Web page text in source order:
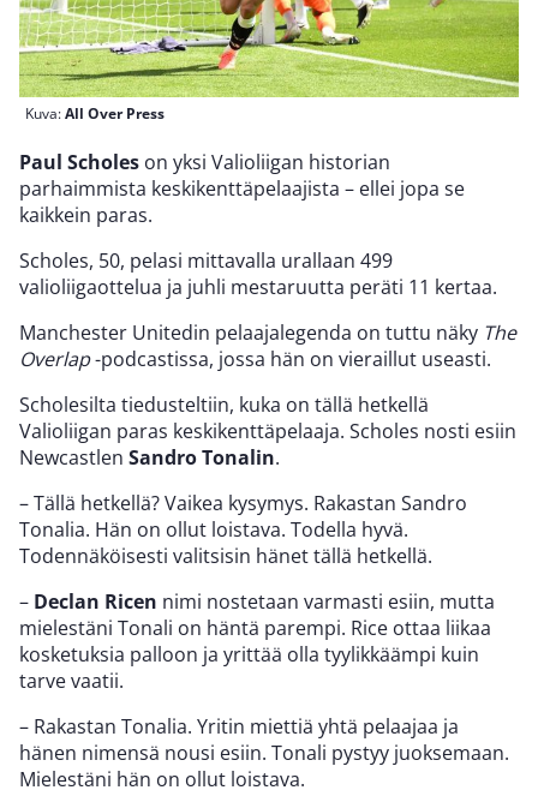
Kuva:All Over Press
Paul Scholes on yksi Valioliigan historian
parhaimmista keskikenttäpelaajista – ellei jopa se
kaikkein paras.
Scholes, 50, pelasi mittavalla urallaan 499
valioliigaottelua ja juhli mestaruutta peräti 11 kertaa.
Manchester Unitedin pelaajalegenda on tuttu näky The
Overlap-podcastissa, jossa hän on vieraillut useasti.
Scholesilta tiedusteltiin, kuka on tällä hetkellä
Valioliigan paras keskikenttäpelaaja. Scholes nosti esiin
Newcastlen Sandro Tonalin.
– Tällä hetkellä? Vaikea kysymys. Rakastan Sandro
Tonalia. Hän on ollut loistava. Todella hyvä.
Todennäköisesti valitsisin hänet tällä hetkellä.
– Declan Ricen nimi nostetaan varmasti esiin, mutta
mielestäni Tonali on häntä parempi. Rice ottaa liikaa
kosketuksia palloon ja yrittää olla tyylikkäämpi kuin
tarve vaatii.
– Rakastan Tonalia. Yritin miettiä yhtä pelaajaa ja
hänen nimensä nousi esiin. Tonali pystyy juoksemaan.
Mielestäni hän on ollut loistava.